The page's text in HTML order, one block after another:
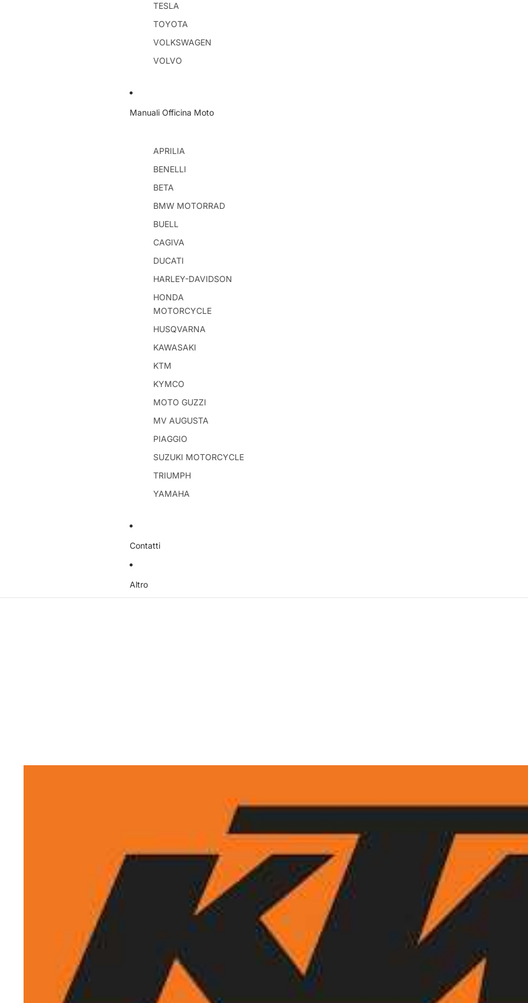
TESLA
TOYOTA
VOLKSWAGEN
VOLVO
Manuali Officina Moto
APRILIA
BENELLI
BETA
BMW MOTORRAD
BUELL
CAGIVA
DUCATI
HARLEY-DAVIDSON
HONDA
MOTORCYCLE
HUSQVARNA
KAWASAKI
KTM
KYMCO
MOTO GUZZI
MV AUGUSTA
PIAGGIO
SUZUKI MOTORCYCLE
TRIUMPH
YAMAHA
Contatti
Altro